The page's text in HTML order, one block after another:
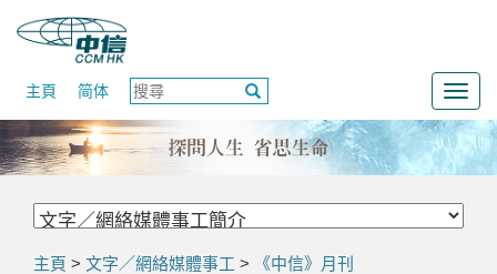
主頁 简体
主頁 > 文字／網絡媒體事工 > 《中信》月刊